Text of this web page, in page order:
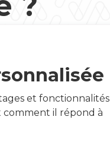
et fonctionnalités
comment il répond à